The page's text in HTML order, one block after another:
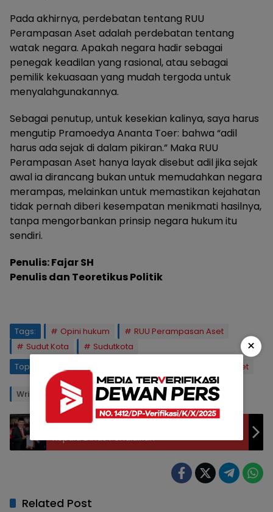
Pada akhirnya, perdebatan tentang RUU
Perampasan Aset adalah perdebatan tentang
watak negara. Apakah negara hadir sebagai
penegak keadilan yang rasional, atau sebagai
pemilik kekuasaan yang mudah tergoda untuk
menyalahgunakannya.
Sebagai penutup, untuk kesekian kalinya, saya harus
mengutip Pramoedya Ananta Toer: bahwa “adil
harus ada sejak di dalam pikiran.” Maka RUU
Perampasan Aset hanya layak disebut adil jika sejak
awal ia dirancang bukan untuk memudahkan negara
merampas, melainkan untuk memastikan kejahatan
tidak pernah diberi kesempatan menikmati hasilnya,
tanpa mengorbankan prinsip negara hukum itu
sendiri.
Penulis: Fajar SH
Penulis dan Teoretikus Politik
Tags: Opini hukum
RUU Perampasan Aset
Sudut Kota
Sudutkota
Topics:
Mendudukkan Perkara RUU Perampasan Aset
Writer: FAJAR, SH Editor: PS
Bupati Sampang Lantik H. Nor Alam, Sebagai
Kepala Dinas Pendidikan
Related Post
×